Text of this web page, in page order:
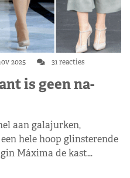
2025 31 reacties
is geen na-
aan galajurken,
hele hoop glinsterende
Máxima de kast…